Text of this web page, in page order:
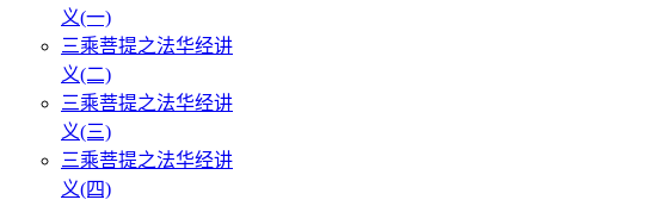
义(一)
三乘菩提之法华经讲
义(二)
三乘菩提之法华经讲
义(三)
三乘菩提之法华经讲
义(四)